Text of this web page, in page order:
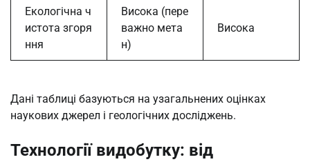
Екологічна ч
истота згоря
ння
Висока (пере
важно мета
н)
Висока
Дані таблиці базуються на узагальнених оцінках
наукових джерел і геологічних досліджень.
Технології видобутку: від